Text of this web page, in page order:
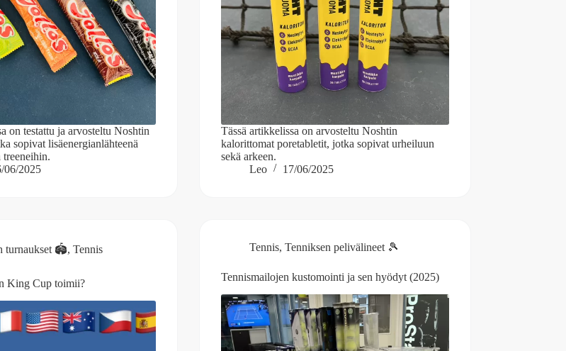
on testattu ja arvosteltu Noshtin
sopivat lisäenergianlähteenä
treeneihin.
06/2025
Tässä artikkelissa on arvosteltu Noshtin
kalorittomat poretabletit, jotka sopivat urheiluun
sekä arkeen.
Leo
17/06/2025
turnaukset 🏟️,Tennis
King Cup toimii?
Tennis,Tenniksen pelivälineet 🎾
Tennismailojen kustomointi ja sen hyödyt (2025)